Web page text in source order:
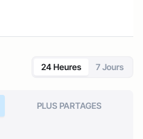
Il est chef de service de
l’hôpital Bichat et de Maison
désirs etTout déprimé est un
24 Heures 7 Jours
PLUS PARTAGES